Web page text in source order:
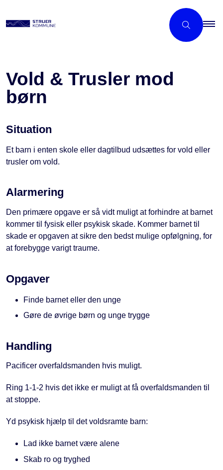
Vold & Trusler mod
børn
Situation
Et barn i enten skole eller dagtilbud udsættes for vold eller
trusler om vold.
Alarmering
Den primære opgave er så vidt muligt at forhindre at barnet
kommer til fysisk eller psykisk skade. Kommer barnet til
skade er opgaven at sikre den bedst mulige opfølgning, for
at forebygge varigt traume.
Opgaver
Finde barnet eller den unge
Gøre de øvrige børn og unge trygge
Handling
Pacificer overfaldsmanden hvis muligt.
Ring 1-1-2 hvis det ikke er muligt at få overfaldsmanden til
at stoppe.
Yd psykisk hjælp til det voldsramte barn:
Lad ikke barnet være alene
Skab ro og tryghed